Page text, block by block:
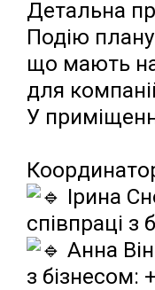
Детальна
Подію
що мають
для
У
Ірина
співпраці
Анна
з бізнесом: